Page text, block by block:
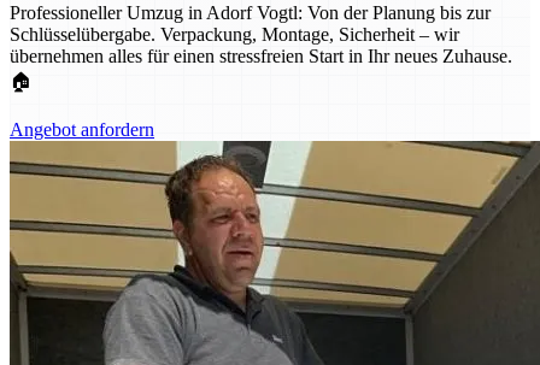
Professioneller Umzug in Adorf Vogtl: Von der Planung bis zur
Schlüsselübergabe. Verpackung, Montage, Sicherheit – wir
übernehmen alles für einen stressfreien Start in Ihr neues Zuhause.
🏠
Angebot anfordern